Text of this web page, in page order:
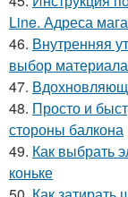
Line. Адреса
46. Внутренняя
выбор
47.
48. Просто и
стороны балкона
49. Как выбрать
коньке